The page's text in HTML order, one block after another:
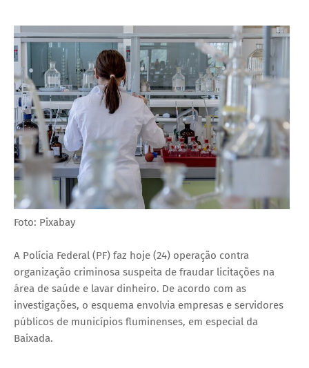
Foto: Pixabay
A Polícia Federal (PF) faz hoje (24) operação contra
organização criminosa suspeita de fraudar licitações na
área de saúde e lavar dinheiro. De acordo com as
investigações, o esquema envolvia empresas e servidores
públicos de municípios fluminenses, em especial da
Baixada.